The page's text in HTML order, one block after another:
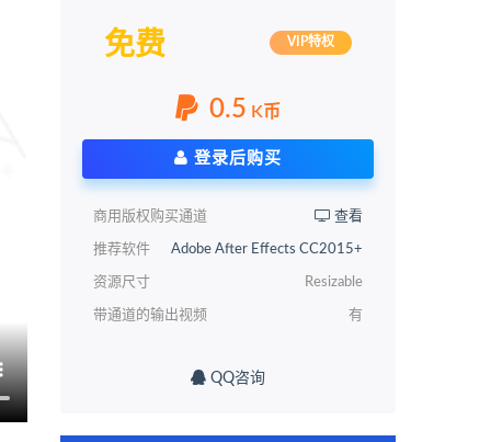
免费 VIP特权
0.5 K币
登录后购买
商用版权购买通道 查看
推荐软件 Adobe After Effects CC2015+
资源尺寸 Resizable
带通道的输出视频 有
QQ咨询